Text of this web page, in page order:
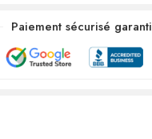
Paiement sécurisé garanti